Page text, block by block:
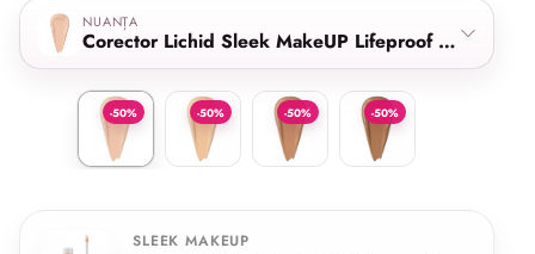
NUANȚA
Corector Lichid Sleek MakeUP Lifeproof Concealer
-50%
Corector Lichid Sleek MakeUP Lifeproof Concealer Flat
-50%
Corector Lichid Sleek MakeUP Lifeproof
-50%
Corector Lichid Sleek MakeUP
-50%
Corector Lichid Sleek
SLEEK MAKEUP